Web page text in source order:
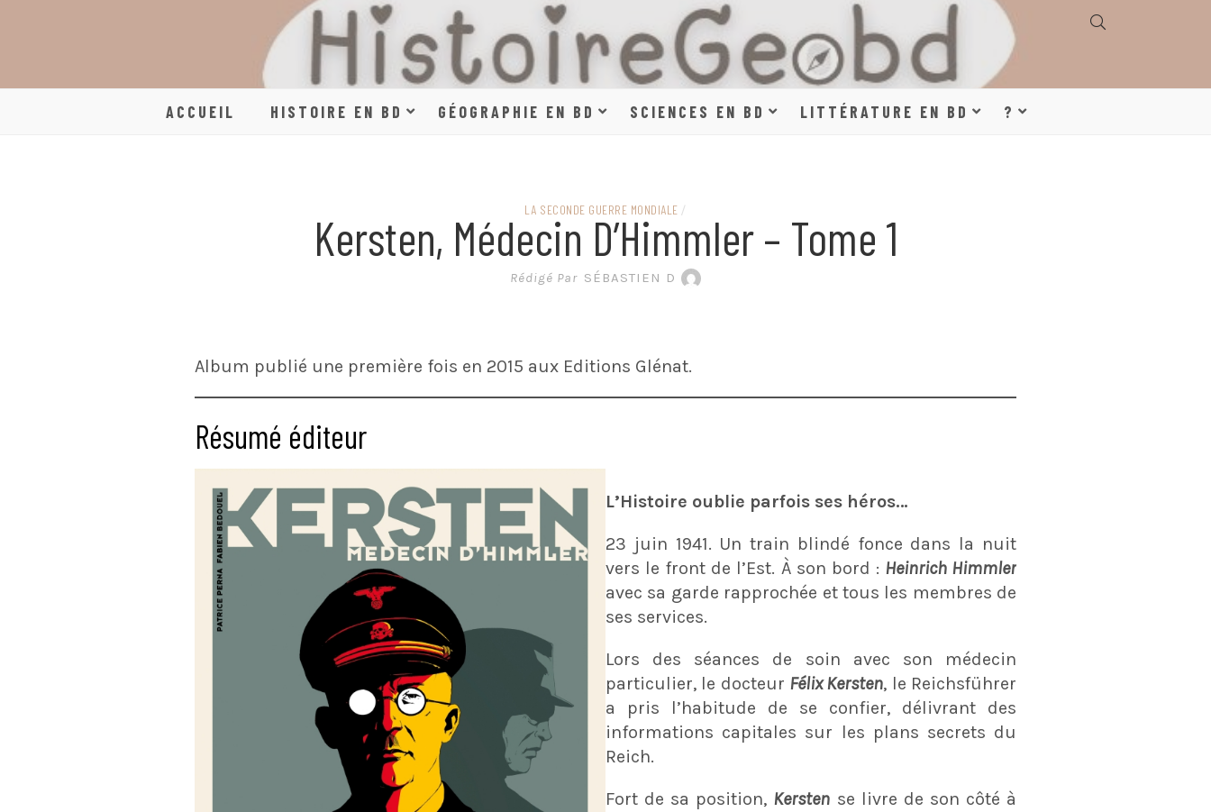
HISTOIRE, GÉOGRAPHIE,
SCIENCES, LITTÉRATURE
EN BANDE DESSINÉE
ACCUEIL HISTOIRE EN BD GÉOGRAPHIE EN BD SCIENCES EN BD LITTÉRATURE EN BD ?
LA SECONDE GUERRE MONDIALE /
Kersten, Médecin D’Himmler – Tome 1
Rédigé Par SÉBASTIEN D
Album publié une première fois en 2015 aux Editions Glénat.
Résumé éditeur
L’Histoire oublie parfois ses héros…
23 juin 1941. Un train blindé fonce dans la nuit
vers le front de l’Est. À son bord : Heinrich Himmler
avec sa garde rapprochée et tous les membres de
ses services.
Lors des séances de soin avec son médecin
particulier, le docteur Félix Kersten, le Reichsführer
a pris l’habitude de se confier, délivrant des
informations capitales sur les plans secrets du
Reich.
Fort de sa position, Kersten se livre de son côté à